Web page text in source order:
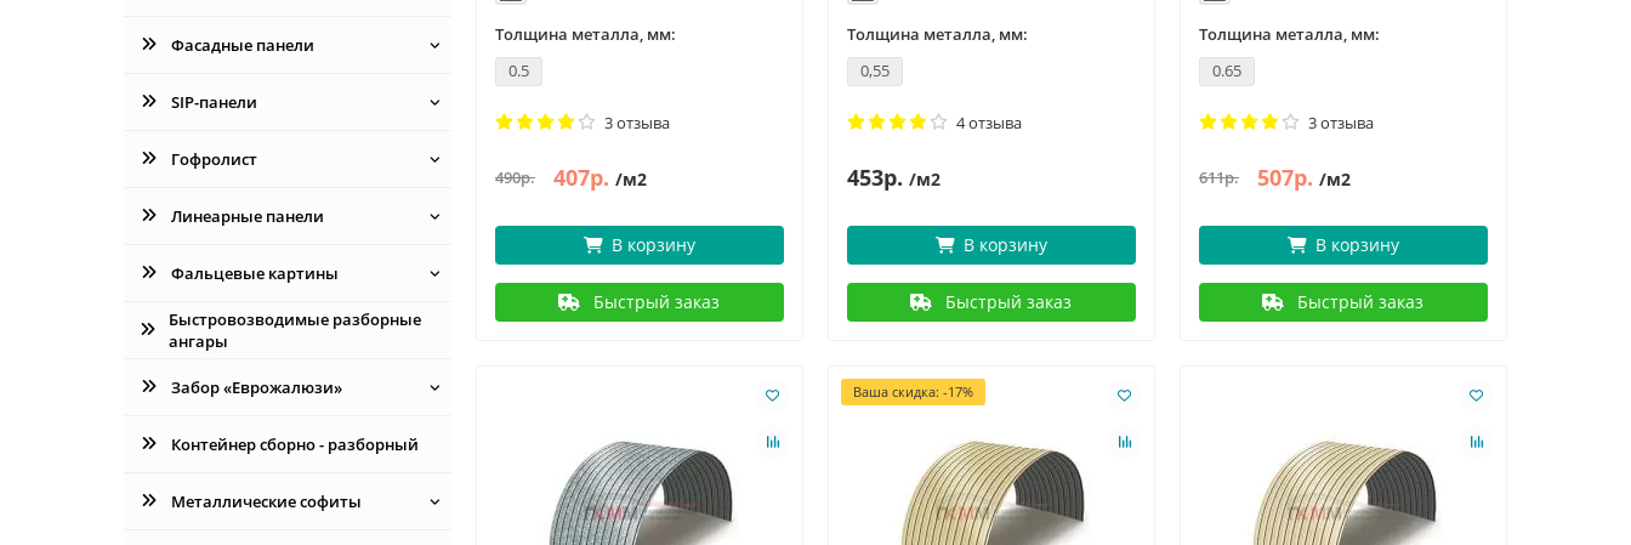
Фасадные панели
SIP-панели
Гофролист
Линеарные панели
Фальцевые картины
Быстровозводимые разборные
ангары
Забор «Еврожалюзи»
Контейнер сборно - разборный
Металлические софиты
Толщина металла, мм:
0.5
3 отзыва
490р. 407р. /м2
В корзину
Быстрый заказ
Толщина металла, мм:
0,55
4 отзыва
453р. /м2
В корзину
Быстрый заказ
Толщина металла, мм:
0.65
3 отзыва
611р. 507р. /м2
В корзину
Быстрый заказ
Ваша скидка: -17%